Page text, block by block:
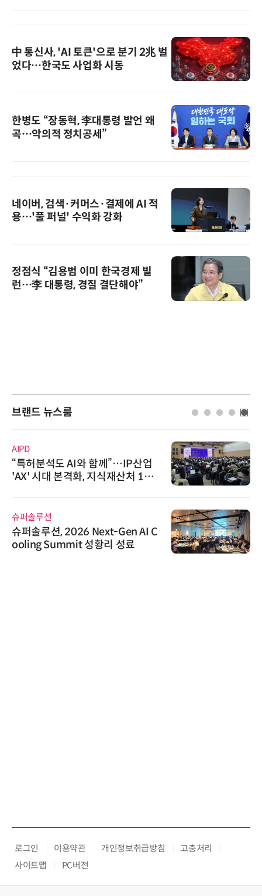
中 통신사, 'AI 토큰'으로 분기 2兆 벌
었다…한국도 사업화 시동
한병도 “장동혁, 李대통령 발언 왜
곡…악의적 정치공세”
네이버, 검색·커머스·결제에 AI 적
용…'풀 퍼널' 수익화 강화
정점식 “김용범 이미 한국경제 빌
런…李 대통령, 경질 결단해야”
브랜드 뉴스룸
AIPD
“특허분석도 AI와 함께”…IP산업
'AX' 시대 본격화, 지식재산처 1호
슈퍼솔루션
슈퍼솔루션, 2026 Next-Gen AI C
ooling Summit 성황리 성료
로그인 이용약관 개인정보취급방침
고충처리
사이트맵
PC버전